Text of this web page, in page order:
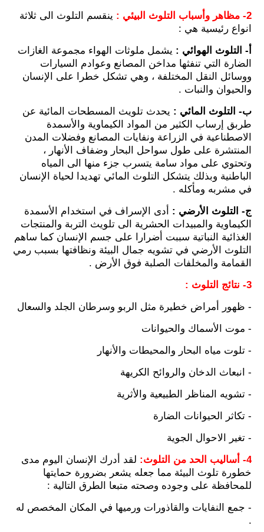
2- مظاهر وأسباب التلوث البيئي :
ينقسم التلوث الى ثلاثة
انواع رئيسية هي :
أ- التلوث الهوائي : يشمل ملوثات الهواء مجموعة الغازات
الضارة التي تنفثها مداخن المصانع وعوادم السيارات
ووسائل النقل المختلفة ، وهي تشكل خطرا على الإنسان
والحيوان والنبات .
ب- التلوث المائي : يحدث تلويث المسطحات المائية عن
طربق إرساب الكثير من المواد الكيماوية والأسمدة
الاصطناعية في الزراعة ونفايات المصانع وفضلات المدن
المنتشرة على طول سواحل البحار وضفاف الأنهار ،
وتحتوي على مواد سامة يتسرب جزء منها الى المياه
الباطنية وبذلك يتشكل التلوث المائي تهديدا لحياة الإنسان
في مشربه ومأكله .
ج- التلوث الأرضي : أدى الإسراف في استخدام الأسمدة
الكيماوية والمبيدات الحشرية الى تلويث التربة والمنتجات
الغذائية النباتية سببت أضرارا على جسم الإنسان كما ساهم
التلوث الأرضي في تشويه جمال البيئة ونظافتها بسبب رمي
القمامة والمخلفات الصلبة فوق الأرض .
3- نتائج التلوث :
- ظهور أمراض خطيرة مثل الربو وسرطان الجلد والسعال
- موت الأسماك والحيوانات
- تلوت مياه البحار والمحيطات والأنهار
- انبعاث الدخان والروائح الكريهة
- تشويه المناظر الطبيعية والأثرية
- تكاثر الحيوانات الضارة
- تغير الاحوال الجوية
4- أساليب الحد من التلوث:
لقد أدرك الإنسان اليوم مدى
خطورة تلوث البيئة مما جعله يشعر بضرورة حمايتها
للمحافظة على وجوده وصحته متبعا الطرق التالية :
- جمع النفايات والقاذورات ورميها في المكان المخصص له
.